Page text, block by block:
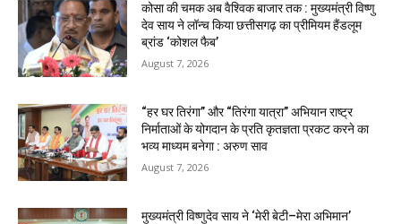
कोसा की चमक अब वैश्विक बाजार तक : मुख्यमंत्री विष्णु
देव साय ने लॉन्च किया छत्तीसगढ़ का प्रीमियम हैंडलूम
ब्रांड ‘कोशल फैब’
August 7, 2026
“हर घर तिरंगा” और “तिरंगा यात्रा” अभियान राष्ट्र
निर्माताओं के योगदान के प्रति कृतज्ञता प्रकट करने का
भव्य माध्यम बनेगा : अरुण साव
August 7, 2026
मुख्यमंत्री विष्णुदेव साय ने ‘मेरी बेटी–मेरा अभिमान’